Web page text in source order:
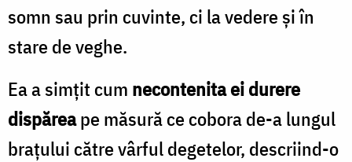
somn sau prin cuvinte, ci la vedere şi în
stare de veghe.
Ea a simţit cum necontenita ei durere
dispăreape măsură ce cobora de-a lungul
braţului către vârful degetelor, descriind-o